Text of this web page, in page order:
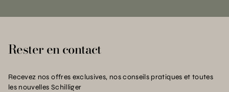
Rester en contact
Recevez nos offres exclusives, nos conseils pratiques et toutes
les nouvelles Schilliger